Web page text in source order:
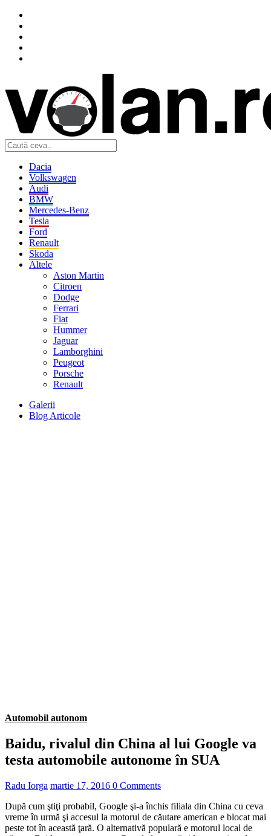
Dacia
Volkswagen
Audi
BMW
Mercedes-Benz
Tesla
Ford
Renault
Skoda
Altele
Aston Martin
Citroen
Dodge
Ferrari
Fiat
Hummer
Jaguar
Lamborghini
Peugeot
Porsche
Renault
Galerii
Blog Articole
Automobil autonom
Baidu, rivalul din China al lui Google va
testa automobile autonome în SUA
Radu Iorga martie 17, 2016 0 Comments
După cum ştiţi probabil, Google şi-a închis filiala din China cu ceva
vreme în urmă şi accesul la motorul de căutare american e blocat mai
peste tot în această ţară. O alternativă populară e motorul local de